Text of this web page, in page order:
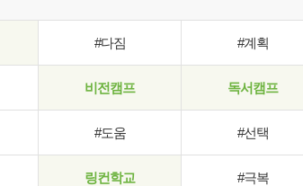
#다짐 #계획
비전캠프 독서캠프
#도움 #선택
링컨학교 #극복